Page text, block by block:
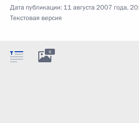
Дата публикации: 11 августа 2007 года,
Текстовая версия
6